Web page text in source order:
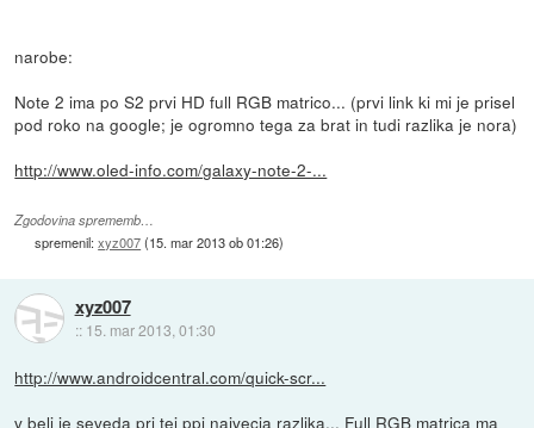
narobe:
Note 2 ima po S2 prvi HD full RGB matrico... (prvi link ki mi je prisel
pod roko na google; je ogromno tega za brat in tudi razlika je nora)
http://www.oled-info.com/galaxy-note-2-...
Zgodovina sprememb…
spremenil:xyz007(15. mar 2013 ob 01:26)
xyz007
:: 15. mar 2013, 01:30
http://www.androidcentral.com/quick-scr...
v beli je seveda pri tej ppi najvecja razlika... Full RGB matrica ma